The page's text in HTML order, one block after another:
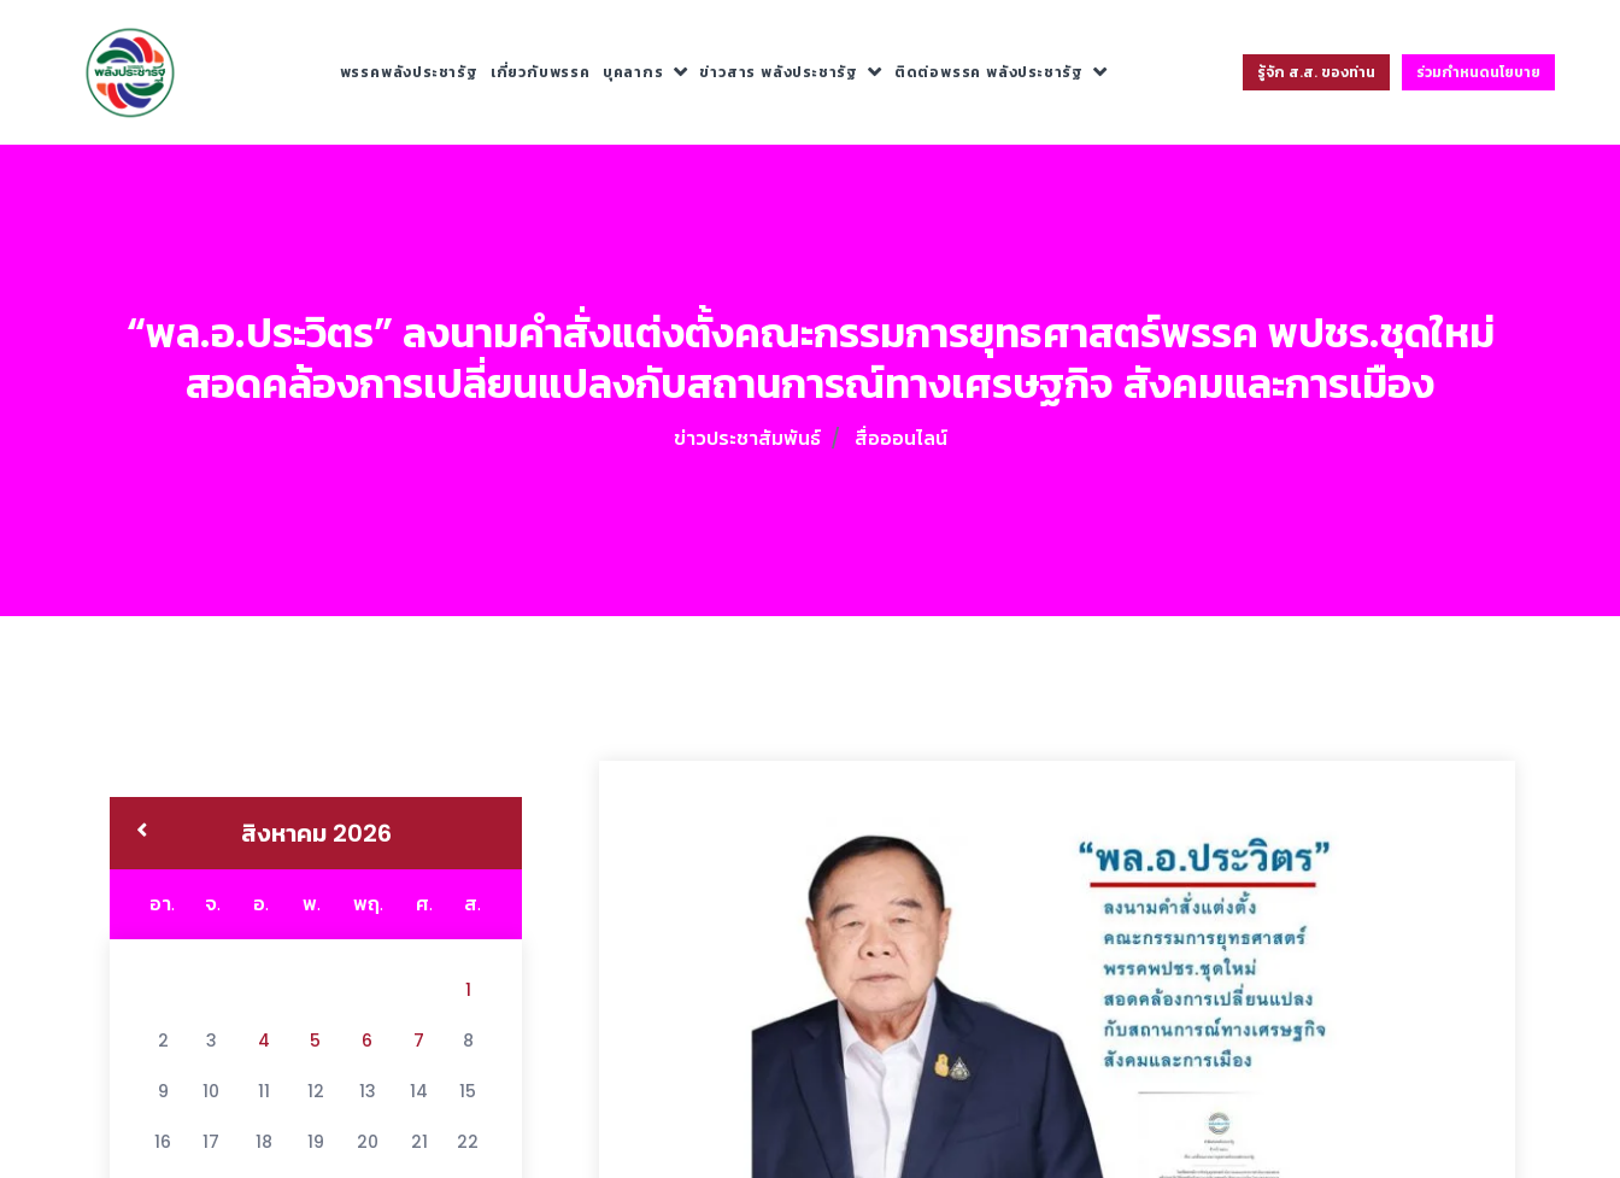
พรรคพลังประชารัฐ เกี่ยวกับพรรค บุคลากร ข่าวสาร พลังประชารัฐ ติดต่อพรรค พลังประชารัฐ รู้จัก ส.ส. ของท่าน ร่วมกำหนดนโยบาย
“พล.อ.ประวิตร” ลงนามคำสั่งแต่งตั้งคณะกรรมการยุทธศาสตร์พรรค พปชร.ชุดใหม่
สอดคล้องการเปลี่ยนแปลงกับสถานการณ์ทางเศรษฐกิจ สังคมและการเมือง
ข่าวประชาสัมพันธ์ สื่อออนไลน์
สิงหาคม 2026
อา. จ. อ. พ. พฤ. ศ. ส.
1
2 3 4 5 6 7 8
9 10 11 12 13 14 15
16 17 18 19 20 21 22